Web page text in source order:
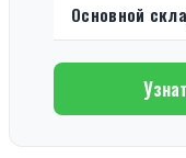
Основной